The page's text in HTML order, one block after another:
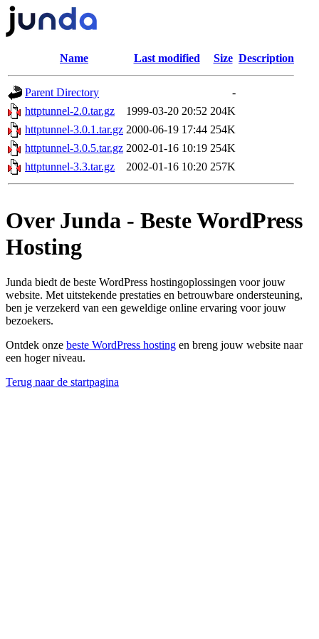
Name Last modified Size Description
Parent Directory
-
httptunnel-2.0.tar.gz
1999-03-20 20:52 204K
httptunnel-3.0.1.tar.gz 2000-06-19 17:44 254K
httptunnel-3.0.5.tar.gz 2002-01-16 10:19 254K
httptunnel-3.3.tar.gz
2002-01-16 10:20 257K
Over Junda - Beste WordPress
Hosting
Junda biedt de beste WordPress hostingoplossingen voor jouw
website. Met uitstekende prestaties en betrouwbare ondersteuning,
ben je verzekerd van een geweldige online ervaring voor jouw
bezoekers.
Ontdek onze beste WordPress hosting en breng jouw website naar
een hoger niveau.
Terug naar de startpagina